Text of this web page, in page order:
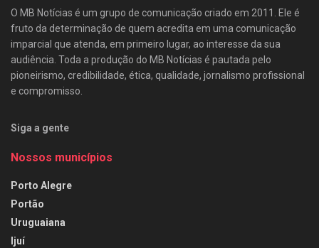
O MB Notícias é um grupo de comunicação criado em 2011. Ele é
fruto da determinação de quem acredita em uma comunicação
imparcial que atenda, em primeiro lugar, ao interesse da sua
audiência. Toda a produção do MB Notícias é pautada pelo
pioneirismo, credibilidade, ética, qualidade, jornalismo profissional
e compromisso.
Siga a gente
Nossos municípios
Porto Alegre
Portão
Uruguaiana
Ijuí